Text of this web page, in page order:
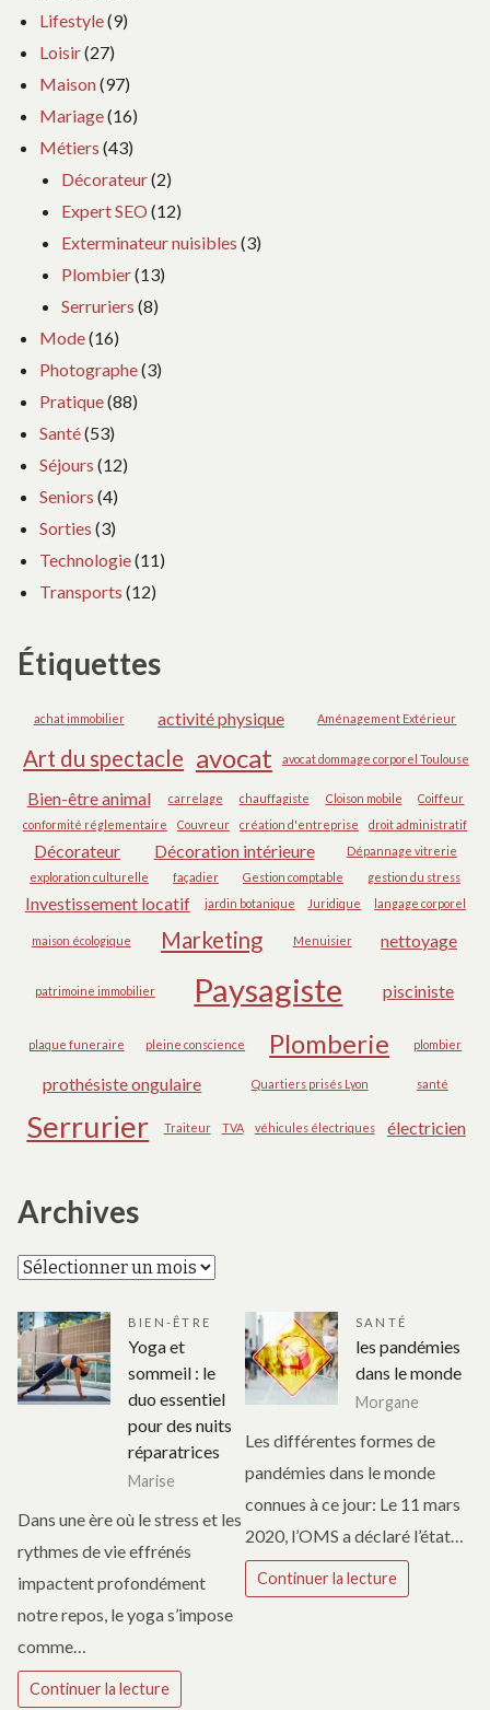
Lifestyle(9)
Loisir(27)
Maison(97)
Mariage(16)
Métiers (43)
Décorateur(2)
Expert SEO (12)
Exterminateur nuisibles (3)
Plombier(13)
Serruriers (8)
Mode(16)
Photographe(3)
Pratique(88)
Santé(53)
Séjours (12)
Seniors (4)
Sorties (3)
Technologie(11)
Transports (12)
Étiquettes
achat immobilier activité physique Aménagement Extérieur
Art du spectacle avocat avocat dommage corporel Toulouse
Bien-être animal carrelage chauffagiste Cloison mobile
Coiffeur
conformité réglementaire
Couvreur création d'entreprise droit administratif
Décorateur Décoration intérieure
Dépannage vitrerie
exploration culturelle
façadier Gestion comptable gestion du stress
Investissement locatif jardin botanique Juridique langage corporel
maison écologique Marketing Menuisier nettoyage
patrimoine immobilier Paysagiste pisciniste
plaque funeraire pleine conscience Plomberie plombier
prothésiste ongulaire Quartiers prisés Lyon santé
Serrurier Traiteur TVA véhicules électriques électricien
Archives
Archives
BIEN-ÊTRE
Yoga et
sommeil : le
duo essentiel
pour des nuits
réparatrices
Marise
Dans une ère où le stress et les
rythmes de vie effrénés
impactent profondément
notre repos, le yoga s’impose
comme…
Continuer la lecture
SANTÉ
les pandémies
dans le monde
Morgane
Les différentes formes de
pandémies dans le monde
connues à ce jour: Le 11 mars
2020, l’OMS a déclaré l’état…
Continuer la lecture